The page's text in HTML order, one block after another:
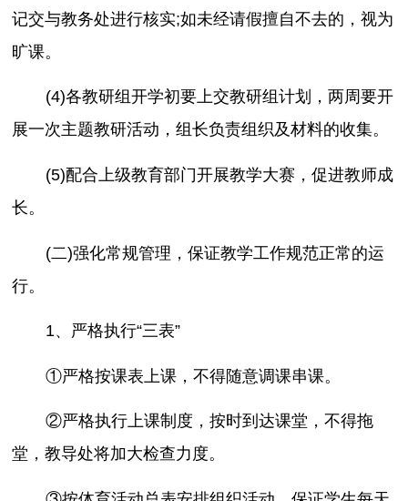
记交与教务处进行核实;如未经请假擅自不去的，视为
旷课。
(4)各教研组开学初要上交教研组计划，两周要开
展一次主题教研活动，组长负责组织及材料的收集。
(5)配合上级教育部门开展教学大赛，促进教师成
长。
(二)强化常规管理，保证教学工作规范正常的运
行。
1、严格执行“三表”
①严格按课表上课，不得随意调课串课。
②严格执行上课制度，按时到达课堂，不得拖
堂，教导处将加大检查力度。